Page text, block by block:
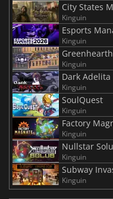
City States
Kinguin
Esports
Kinguin
Kinguin
Dark Adelita
Kinguin
SoulQuest
Kinguin
Factory
Kinguin
Nullstar
Kinguin
Subway
Kinguin